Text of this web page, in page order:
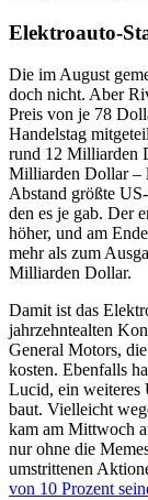
Elektroauto-
Die im August
doch nicht. Aber
Preis von je 78
Handelstag
rund 12 Milliarden
Milliarden Dollar –
Abstand größte
den es je gab. Der
höher, und am
mehr als zum
Milliarden Dollar.
Damit ist das
jahrzehntealten
General Motors,
kosten. Ebenfalls
Lucid, ein weiteres
baut. Vielleicht
kam am Mittwoch
nur ohne die
umstrittenen
von 10 Prozent